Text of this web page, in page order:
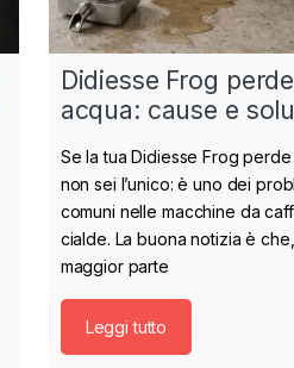
Didiesse Frog perde
acqua: cause e
Se la tua Didiesse Frog perde
non sei l’unico: è uno dei
comuni nelle macchine da
cialde. La buona notizia è
maggior parte
Leggi tutto